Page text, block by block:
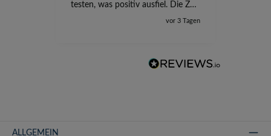
testen, was positiv ausfiel. Die Zeit
der Ungewissheit ist jetzt vorbei,
vor 3 Tagen
ALLGEMEIN